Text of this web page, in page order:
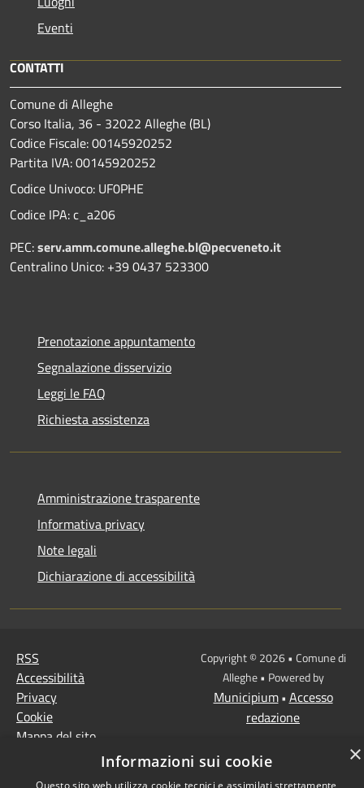
Eventi
CONTATTI
Comune di Alleghe
Corso Italia, 36 - 32022 Alleghe (BL)
Codice Fiscale: 00145920252
Partita IVA: 00145920252
Codice Univoco: UF0PHE
Codice IPA: c_a206
PEC:serv.amm.comune.alleghe.bl@pecveneto.it
Centralino Unico: +39 0437 523300
Prenotazione appuntamento
Segnalazione disservizio
Leggi le FAQ
Richiesta assistenza
Amministrazione trasparente
Informativa privacy
Note legali
Dichiarazione di accessibilità
RSS
Accessibilità
Privacy
Cookie
Mappa del sito
Copyright © 2026 • Comune di
Alleghe • Powered by
Municipium• Accesso
redazione
×
Informazioni sui cookie
Questo sito web utilizza cookie tecnici e assimilati strettamente